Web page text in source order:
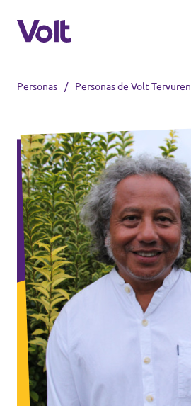
Español
Volt België
Volt België
Políticas
Sobre Volt
Personas
Noticias
Agenda
Personas / Personas de Volt Tervuren